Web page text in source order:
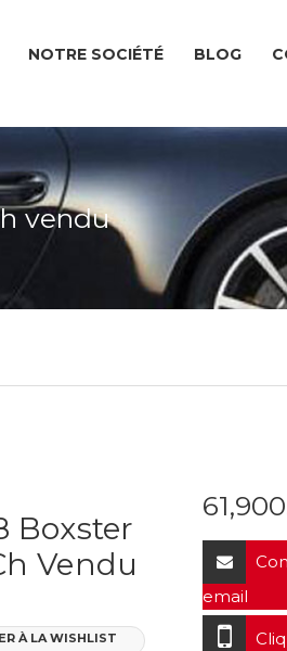
NOTRE SOCIÉTÉ BLOG
vendu
Boxster
Vendu
À LA WISHLIST
email